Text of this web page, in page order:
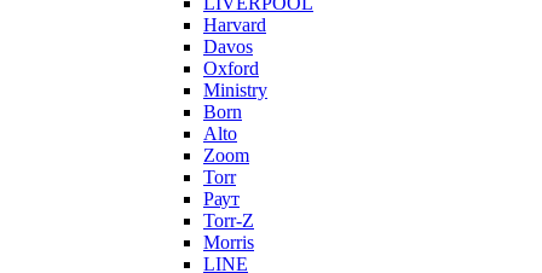
Harvard
Davos
Oxford
Ministry
Born
Alto
Zoom
Torr
Раут
Torr-Z
Morris
LINE